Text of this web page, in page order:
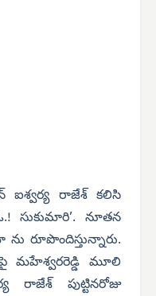
రాజేశ్ కలిసి
సుకుమారి’. నూతన
రూపొందిస్తున్నారు.
మహేశ్వరరెడ్డి మూలి
రాజేశ్ పుట్టినరోజు